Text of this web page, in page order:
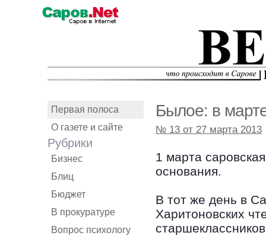
Первая полоса
О газете и сайте
Рубрики
Бизнес
Блиц
Бюджет
В прокуратуре
Вопрос психологу
Былое: в
№ 13 от 27 марта 2013
1 марта
основания.
В тот же день в
Харитоновских